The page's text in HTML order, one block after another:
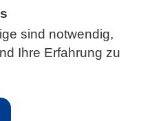
sind notwendig,
Ihre Erfahrung zu